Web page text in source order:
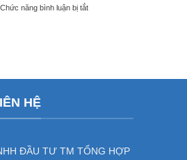
giá
Thường
Chức năng bình luận bị tắtở
thuê
máy
HỆ
ĐẦU TƯ TM TỔNG HỢP